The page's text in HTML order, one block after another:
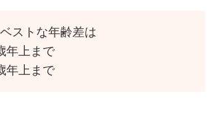
ストな年齢差は
年上まで
年上まで